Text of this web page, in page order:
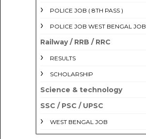
POLICE JOB ( 8TH PASS )
POLICE JOB WEST BENGAL JOB
Railway / RRB / RRC
RESULTS
SCHOLARSHIP
Science & technology
SSC / PSC / UPSC
WEST BENGAL JOB